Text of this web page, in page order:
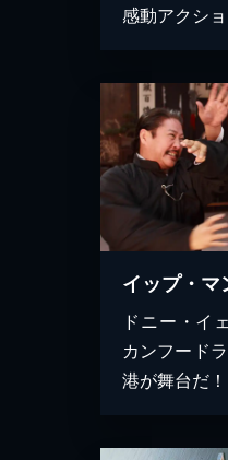
感動アクシ
イップ・マ
ドニー・イ
カンフード
港が舞台だ！